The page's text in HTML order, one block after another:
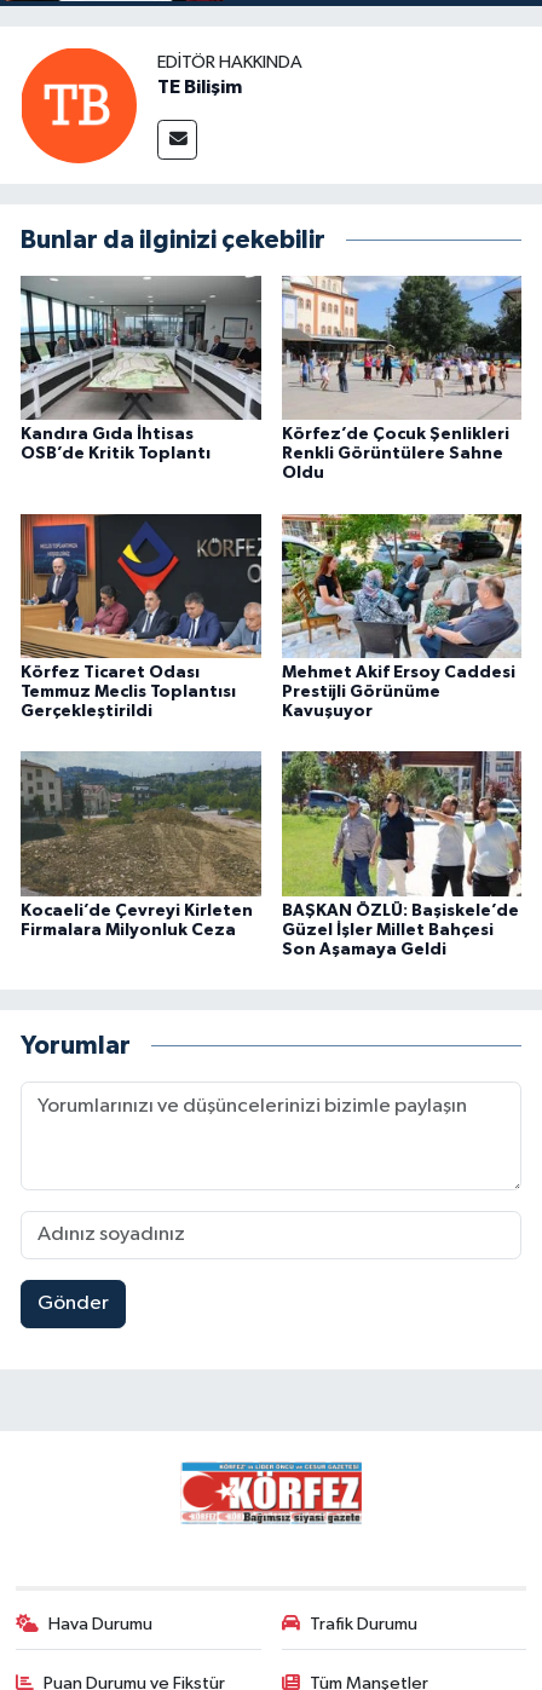
EDITÖR HAKKINDA
TE Bilişim
Bunlar da ilginizi çekebilir
Kandıra Gıda İhtisas
OSB’de Kritik Toplantı
Körfez’de Çocuk Şenlikleri
Renkli Görüntülere Sahne
Oldu
Körfez Ticaret Odası
Temmuz Meclis Toplantısı
Gerçekleştirildi
Mehmet Akif Ersoy Caddesi
Prestijli Görünüme
Kavuşuyor
Kocaeli’de Çevreyi Kirleten
Firmalara Milyonluk Ceza
BAŞKAN ÖZLÜ: Başiskele’de
Güzel İşler Millet Bahçesi
Son Aşamaya Geldi
Yorumlar
Gönder
Hava Durumu Trafik Durumu
Puan Durumu ve Fikstür Tüm Manşetler